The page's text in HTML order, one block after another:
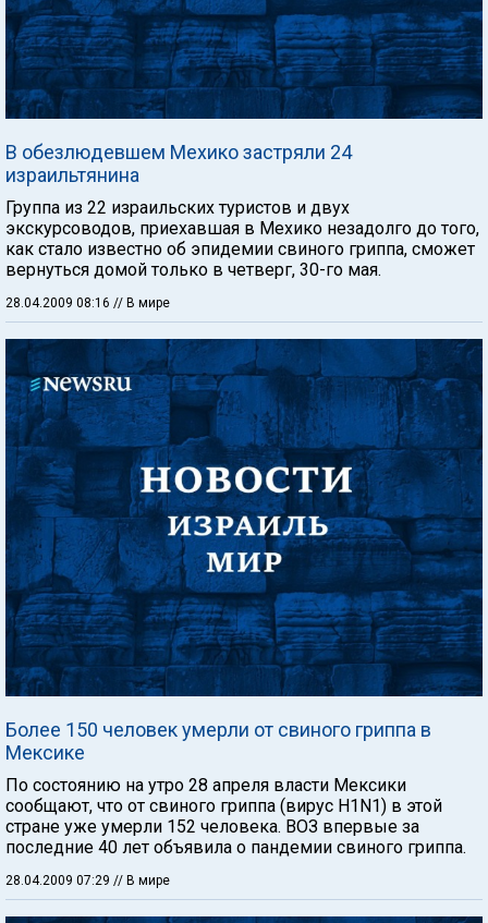
В обезлюдевшем Мехико застряли 24
израильтянина
Группа из 22 израильских туристов и двух
экскурсоводов, приехавшая в Мехико незадолго до того,
как стало известно об эпидемии свиного гриппа, сможет
вернуться домой только в четверг, 30-го мая.
28.04.2009 08:16 // В мире
Более 150 человек умерли от свиного гриппа в
Мексике
По состоянию на утро 28 апреля власти Мексики
сообщают, что от свиного гриппа (вирус H1N1) в этой
стране уже умерли 152 человека. ВОЗ впервые за
последние 40 лет объявила о пандемии свиного гриппа.
28.04.2009 07:29 // В мире